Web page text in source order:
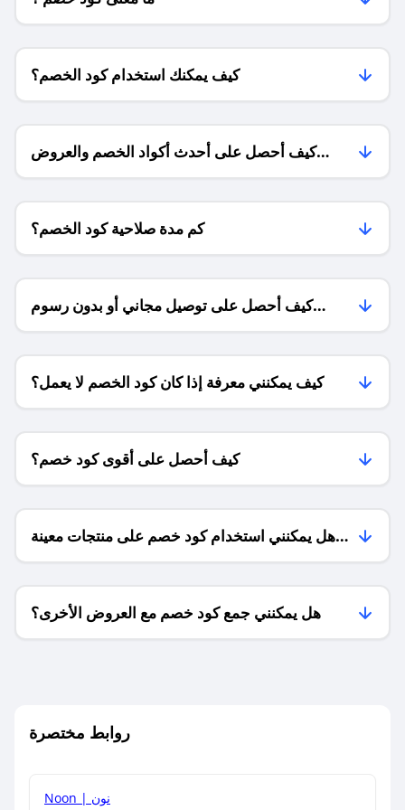
كيف يمكنك استخدام كود الخصم؟
كيف أحصل على أحدث أكواد الخصم والعروض
للمتاجر؟
كم مدة صلاحية كود الخصم؟
كيف أحصل على توصيل مجاني أو بدون رسوم
الشحن ؟
كيف يمكنني معرفة إذا كان كود الخصم لا يعمل؟
كيف أحصل على أقوى كود خصم؟
هل يمكنني استخدام كود خصم على منتجات معينة
فقط؟
هل يمكنني جمع كود خصم مع العروض الأخرى؟
روابط مختصرة
Noon | نون